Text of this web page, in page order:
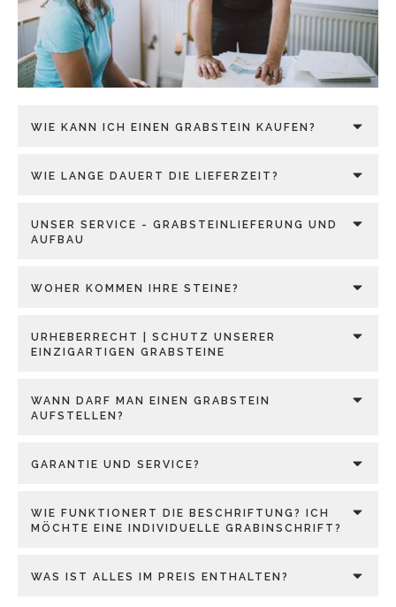
WIE KANN ICH EINEN GRABSTEIN KAUFEN?
WIE LANGE DAUERT DIE LIEFERZEIT?
UNSER SERVICE - GRABSTEINLIEFERUNG UND
AUFBAU
WOHER KOMMEN IHRE STEINE?
URHEBERRECHT | SCHUTZ UNSERER
EINZIGARTIGEN GRABSTEINE
WANN DARF MAN EINEN GRABSTEIN
AUFSTELLEN?
GARANTIE UND SERVICE?
WIE FUNKTIONERT DIE BESCHRIFTUNG? ICH
MÖCHTE EINE INDIVIDUELLE GRABINSCHRIFT?
WAS IST ALLES IM PREIS ENTHALTEN?